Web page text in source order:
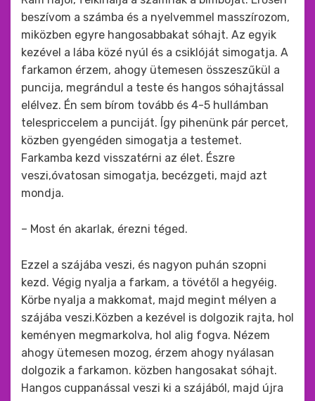
beszívom a számba és a nyelvemmel masszírozom,
miközben egyre hangosabbakat sóhajt. Az egyik
kezével a lába közé nyúl és a csiklóját simogatja. A
farkamon érzem, ahogy ütemesen összeszűkül a
puncija, megrándul a teste és hangos sóhajtással
elélvez. Én sem bírom tovább és 4-5 hullámban
telespriccelem a punciját. Így pihenünk pár percet,
közben gyengéden simogatja a testemet.
Farkamba kezd visszatérni az élet. Észre
veszi,óvatosan simogatja, becézgeti, majd azt
mondja.
– Most én akarlak, érezni téged.
Ezzel a szájába veszi, és nagyon puhán szopni
kezd. Végig nyalja a farkam, a tövétől a hegyéig.
Körbe nyalja a makkomat, majd megint mélyen a
szájába veszi.Közben a kezével is dolgozik rajta, hol
keményen megmarkolva, hol alig fogva. Nézem
ahogy ütemesen mozog, érzem ahogy nyálasan
dolgozik a farkamon. közben hangosakat sóhajt.
Hangos cuppanással veszi ki a szájából, majd újra